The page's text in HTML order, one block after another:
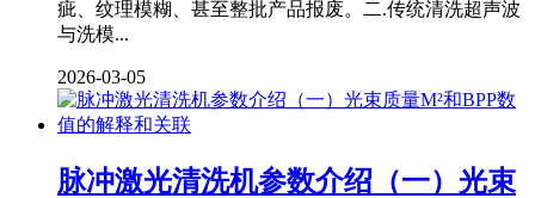
疵、纹理模糊、甚至整批产品报废。二.传统清洗超声波
与洗模...
2026-03-05
脉冲激光清洗机参数介绍（一）光束